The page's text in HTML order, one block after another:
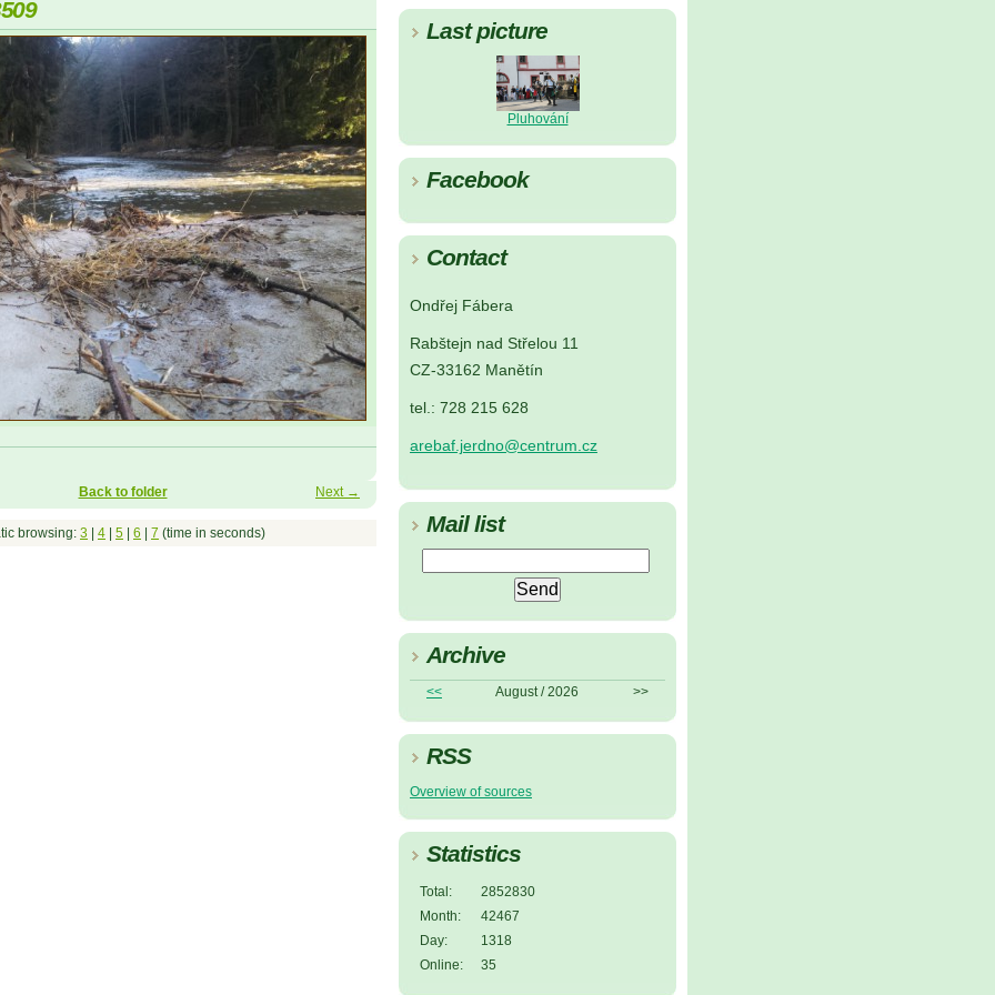
Last picture
Pluhování
Facebook
Contact
Ondřej Fábera
Rabštejn nad Střelou 11
CZ-33162 Manětín
tel.: 728 215 628
arebaf.jerdno@centrum.cz
Mail list
Archive
<< August / 2026 >>
RSS
Overview of sources
Statistics
Online: 35
Total:
2852830
Month:
42467
Day:
1318
Next →
Back to folder
browsing: 3 4 5 6 7 (time in seconds)